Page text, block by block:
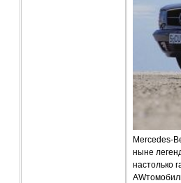
Mercedes-
ныне
настолько